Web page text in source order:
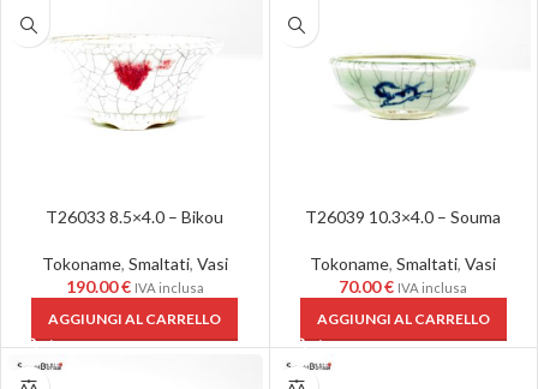
T26033 8.5×4.0 – Bikou
Tokoname, Smaltati, Vasi
190.00€ IVA inclusa
AGGIUNGI AL CARRELLO
T26039 10.3×4.0 – Souma
Tokoname,Smaltati,Vasi
70.00€ IVA inclusa
AGGIUNGI AL CARRELLO